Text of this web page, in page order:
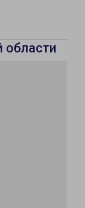
области